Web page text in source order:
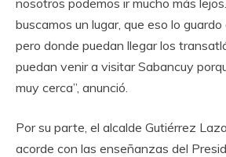
buscamos un lugar, que eso lo guardo
pero donde puedan llegar los
puedan venir a visitar Sabancuy
muy cerca”, anunció.
Por su parte, el alcalde Gutiérrez
acorde con las enseñanzas del